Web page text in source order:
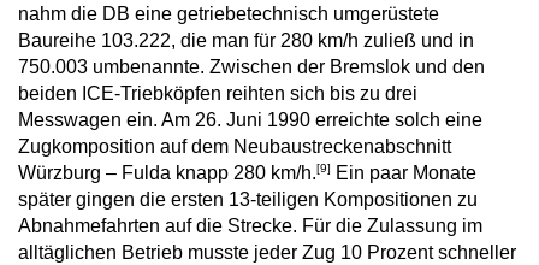
nahm die DB eine getriebetechnisch umgerüstete
Baureihe 103.222, die man für 280 km/h zuließ und in
750.003 umbenannte. Zwischen der Bremslok und den
beiden ICE-Triebköpfen reihten sich bis zu drei
Messwagen ein. Am 26. Juni 1990 erreichte solch eine
Zugkomposition auf dem Neubaustreckenabschnitt
Würzburg – Fulda knapp 280 km/h.[9]
Ein paar Monate
später gingen die ersten 13-teiligen Kompositionen zu
Abnahmefahrten auf die Strecke. Für die Zulassung im
alltäglichen Betrieb musste jeder Zug 10 Prozent schneller